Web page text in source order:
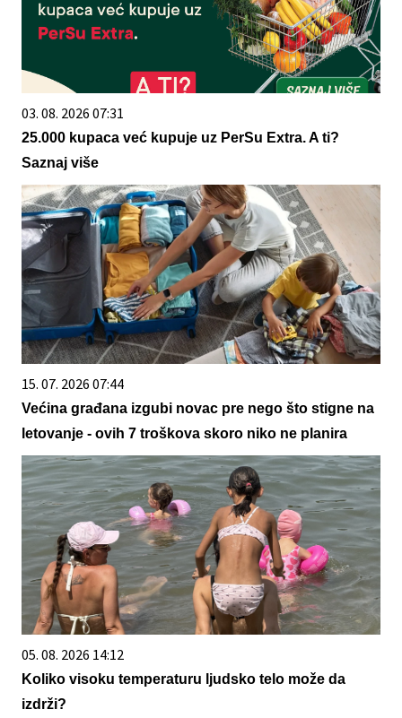
03. 08. 2026 07:31
25.000 kupaca već kupuje uz PerSu Extra. A ti?
Saznaj više
15. 07. 2026 07:44
Većina građana izgubi novac pre nego što stigne na
letovanje - ovih 7 troškova skoro niko ne planira
05. 08. 2026 14:12
Koliko visoku temperaturu ljudsko telo može da
izdrži?